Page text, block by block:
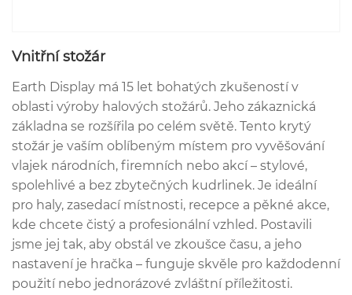
Vnitřní stožár
Earth Display má 15 let bohatých zkušeností v
oblasti výroby halových stožárů. Jeho zákaznická
základna se rozšířila po celém světě. Tento krytý
stožár je vaším oblíbeným místem pro vyvěšování
vlajek národních, firemních nebo akcí – stylové,
spolehlivé a bez zbytečných kudrlinek. Je ideální
pro haly, zasedací místnosti, recepce a pěkné akce,
kde chcete čistý a profesionální vzhled. Postavili
jsme jej tak, aby obstál ve zkoušce času, a jeho
nastavení je hračka – funguje skvěle pro každodenní
použití nebo jednorázové zvláštní příležitosti.